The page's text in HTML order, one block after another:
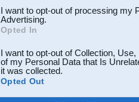
I want to opt-out of processing my
Advertising.
Opted In
I want to opt-out of Collection,
of my Personal Data that Is
it was collected.
Opted Out